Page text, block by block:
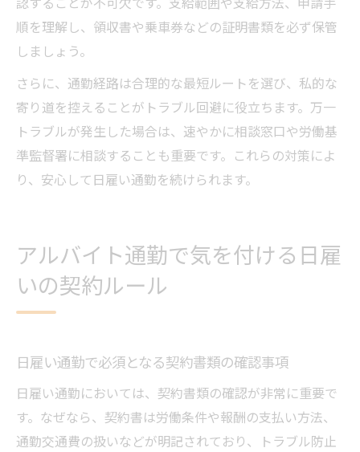
順を理解し、領収書や乗車券などの証明書類を必ず保管
しましょう。
さらに、通勤経路は合理的な最短ルートを選び、私的な
寄り道を控えることがトラブル回避に役立ちます。万一
トラブルが発生した場合は、速やかに相談窓口や労働基
準監督署に相談することも重要です。これらの対策によ
り、安心して日雇い通勤を続けられます。
アルバイト通勤で気を付ける日雇
いの契約ルール
日雇い通勤で必須となる契約書類の確認事項
日雇い通勤においては、契約書類の確認が非常に重要で
す。なぜなら、契約書は労働条件や報酬の支払い方法、
通勤交通費の扱いなどが明記されており、トラブル防止